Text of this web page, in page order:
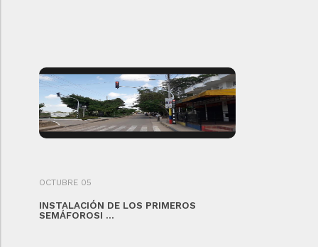
OCTUBRE 05
INSTALACIÓN DE LOS PRIMEROS
SEMÁFOROSI ...